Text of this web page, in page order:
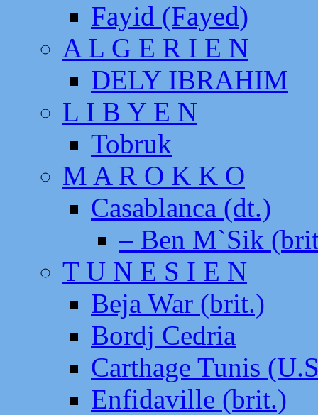
Fayid (Fayed)
A L G E R I E N
DELY IBRAHIM
L I B Y E N
Tobruk
M A R O K K O
Casablanca (dt.)
– Ben M`Sik
T U N E S I E N
Beja War (brit.)
Bordj Cedria
Carthage Tunis
Enfidaville (brit.)